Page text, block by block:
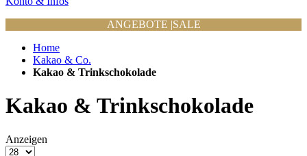
ANGEBOTE |SALE
Home
Kakao & Co.
Kakao & Trinkschokolade
Kakao & Trinkschokolade
Anzeigen